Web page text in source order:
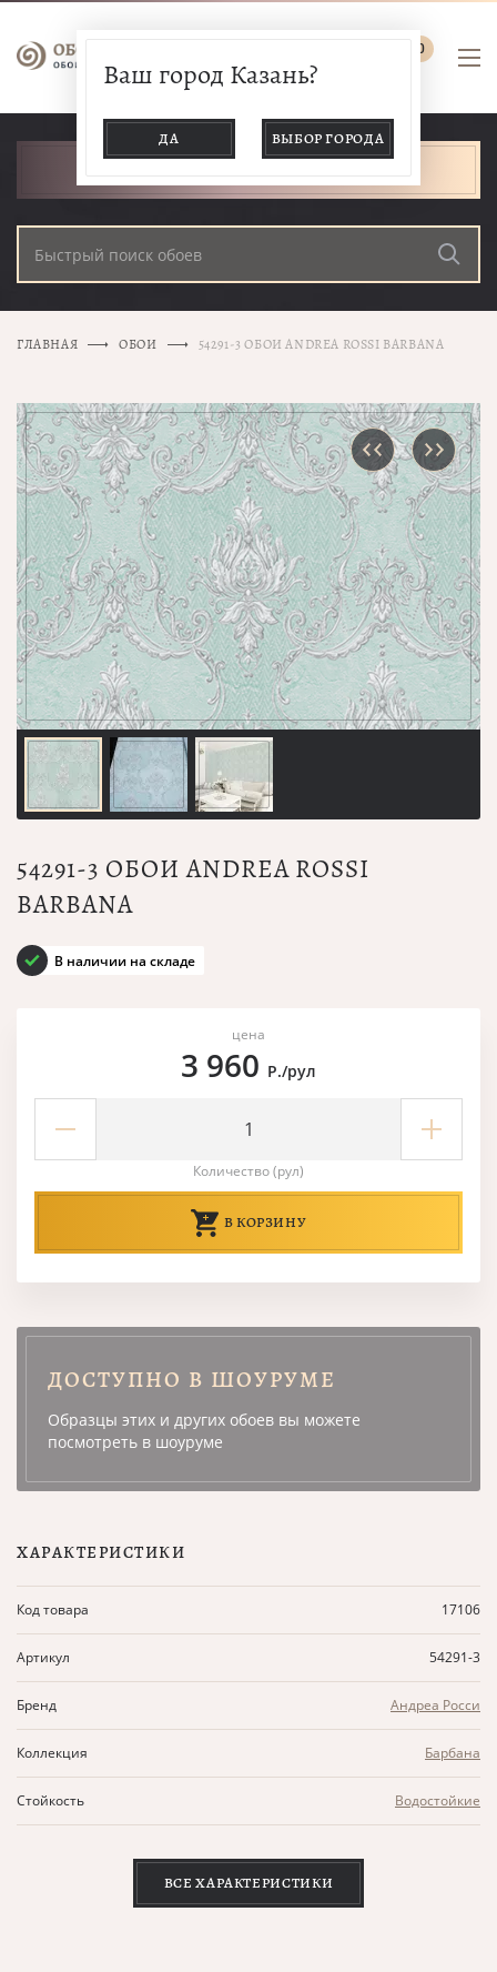
0
Ваш город Казань?
ДА ВЫБОР ГОРОДА
ГЛАВНАЯ ОБОИ 54291-3 ОБОИ ANDREA ROSSI BARBANA
54291-3 ОБОИ ANDREA ROSSI
BARBANA
В наличии на складе
цена
3 960 Р./рул
Количество (рул)
В КОРЗИНУ
ДОСТУПНО В ШОУРУМЕ
Образцы этих и других обоев вы можете
посмотреть в шоуруме
ХАРАКТЕРИСТИКИ
Код товара 17106
Артикул 54291-3
Бренд Андреа Росси
Коллекция Барбана
Стойкость Водостойкие
ВСЕ ХАРАКТЕРИСТИКИ